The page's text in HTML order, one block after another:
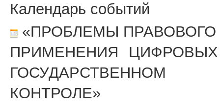
Календарь событий
«ПРОБЛЕМЫ ПРАВОВОГО
ПРИМЕНЕНИЯ
ГОСУДАРСТВЕННОМ
КОНТРОЛЕ»